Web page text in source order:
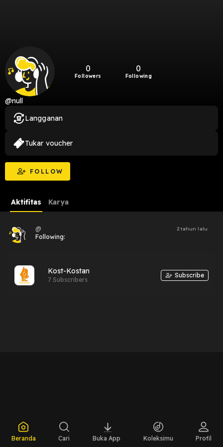
0
Followers
0
Following
@null
FOLLOW
Langganan
Tukar voucher
Aktifitas Karya
@ 2 tahun lalu
Following:
Kost-Kostan
7 Subscribers
Subscribe
Beranda Cari Buka App Koleksimu Profil